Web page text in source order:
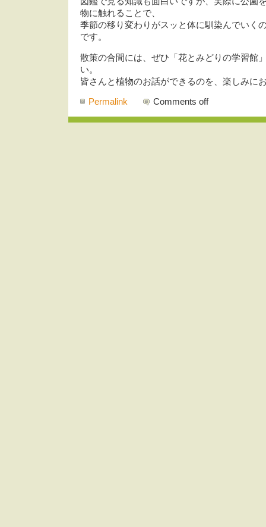
物に触れることで、
季節の移り変わりがスッと体に馴染んでいく
です。
散策の合間には、ぜひ「花とみどりの学習館
い。
皆さんと植物のお話ができるのを、楽しみに
Permalink Comments off